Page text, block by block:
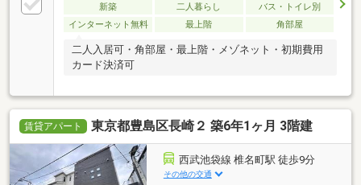
新築 二人暮らし
バス・トイレ別
インターネット無料
最上階 角部屋
二人入居可・角部屋・最上階・メゾネット・初期費用
カード決済可
賃貸アパート 東京都豊島区長崎２ 築6年1ヶ月 3階建
西武池袋線 椎名町駅 徒歩9分
その他の交通